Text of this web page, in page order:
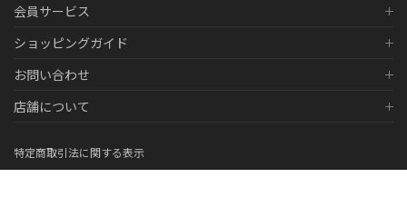
会員サービス
ショッピングガイド
お問い合わせ
店舗について
特定商取引法に関する表示